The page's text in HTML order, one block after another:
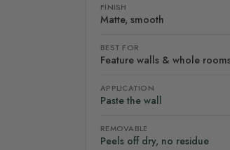
FINISH
Matte, smooth
BEST FOR
Feature walls & whole
APPLICATION
Paste the wall
REMOVABLE
Peels off dry, no residue